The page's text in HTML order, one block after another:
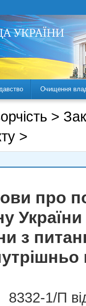
Очищення
>
>
про
з
8332-1/П